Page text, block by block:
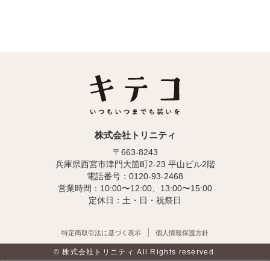
株式会社トリニティ
〒663-8243
兵庫県西宮市津門大箇町2-23 平山ビル2階
電話番号：0120-93-2468
営業時間：10:00〜12:00、13:00〜15:00
定休日：土・日・祝祭日
特定商取引法に基づく表示 個人情報保護方針
© 株式会社トリニティ All Rights reserved.